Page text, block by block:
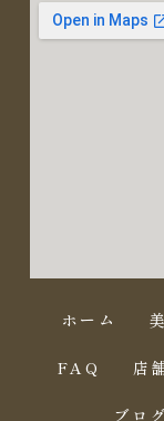
ホーム
FAQ 店
ブログ